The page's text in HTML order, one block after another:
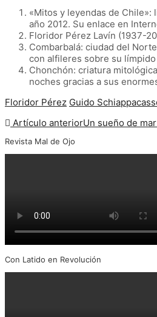
«Mitos y leyendas de Chile»:
año 2012. Su enlace en
Floridor Pérez Lavín (1937-
Combarbalá: ciudad del
con alfileres sobre su
Chonchón: criatura
noches gracias a sus
Floridor Pérez Guido
Artículo anteriorUn sueño de
Revista Mal de Ojo
Con Latido en Revolución